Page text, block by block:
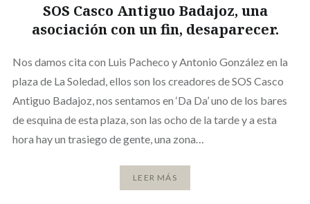
SOS Casco Antiguo Badajoz, una
asociación con un fin, desaparecer.
Nos damos cita con Luis Pacheco y Antonio González en la
plaza de La Soledad, ellos son los creadores de SOS Casco
Antiguo Badajoz, nos sentamos en ‘Da Da’ uno de los bares
de esquina de esta plaza, son las ocho de la tarde y a esta
hora hay un trasiego de gente, una zona…
LEER MÁS